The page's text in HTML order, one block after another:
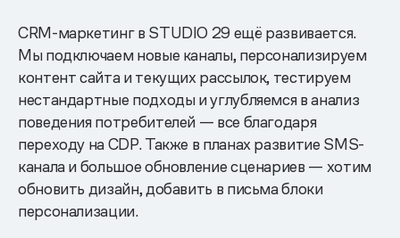
CRM-маркетинг в STUDIO 29 ещё развивается.
Мы подключаем новые каналы, персонализируем
контент сайта и текущих рассылок, тестируем
нестандартные подходы и углубляемся в анализ
поведения потребителей — все благодаря
переходу на CDP. Также в планах развитие SMS-
канала и большое обновление сценариев — хотим
обновить дизайн, добавить в письма блоки
персонализации.